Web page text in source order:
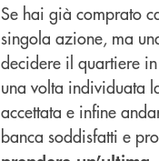
Se hai già comprato
singola azione, ma
decidere il quartiere
una volta individuata
accettata e infine
banca soddisfatti e